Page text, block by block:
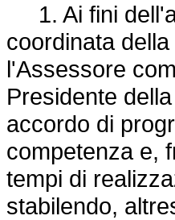
1. Ai fini
coordinata
l'Assessore
Presidente
accordo di
competenza e,
tempi di
stabilendo,